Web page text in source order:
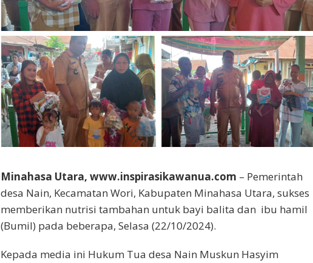
Minahasa Utara, www.inspirasikawanua.com – Pemerintah
desa Nain, Kecamatan Wori, Kabupaten Minahasa Utara, sukses
memberikan nutrisi tambahan untuk bayi balita dan ibu hamil
(Bumil) pada beberapa, Selasa (22/10/2024).
Kepada media ini Hukum Tua desa Nain Muskun Hasyim